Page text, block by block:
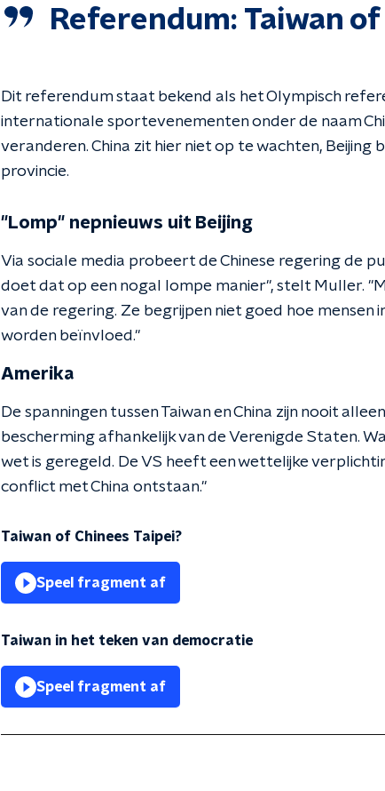
Referendum: Taiwan
Dit referendum staat bekend als het Olympisch
internationale sportevenementen onder de naam
veranderen. China zit hier niet op te wachten,
provincie.
"Lomp" nepnieuws uit Beijing
Via sociale media probeert de Chinese regering de
doet dat op een nogal lompe manier", stelt Muller.
van de regering. Ze begrijpen niet goed hoe mensen
worden beïnvloed."
Amerika
De spanningen tussen Taiwan en China zijn nooit
bescherming afhankelijk van de Verenigde Staten.
wet is geregeld. De VS heeft een wettelijke
conflict met China ontstaan."
Taiwan of Chinees Taipei?
Speel fragment af
Taiwan in het teken van democratie
Speel fragment af